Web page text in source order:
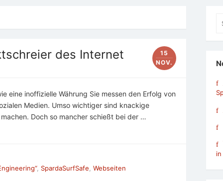
des Internet
15
NOV.
eine inoffizielle Währung Sie messen den Erfolg von
Medien. Umso wichtiger sind knackige
Doch so mancher schießt bei der …
, SpardaSurfSafe, Webseiten